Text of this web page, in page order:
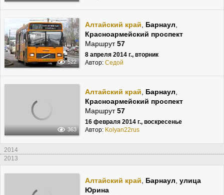
522
Алтайский край, Барнаул,
Красноармейский проспект
Маршрут57
8 апреля 2014 г., вторник
Автор: Cедой
363
Алтайский край Барнаул
Красноармейский проспект
Маршрут57
16 февраля 2014 г., воскресенье
Автор: Kolyan22rus
2014
2013
Алтайский край, Барнаул, улица
Юрина